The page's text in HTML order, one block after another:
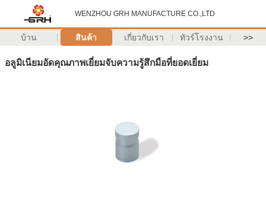
WENZHOU GRH MANUFACTURE CO.,LTD
บ้าน สินค้า เกี่ยวกับเรา ทัวร์โรงงาน >>
อลูมิเนียมอัดคุณภาพเยี่ยมจับความรู้สึกมือที่ยอดเยี่ยม